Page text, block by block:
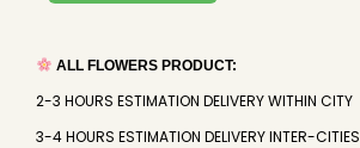
ALL FLOWERS PRODUCT:
2-3 HOURS ESTIMATION DELIVERY WITHIN CITY
3-4 HOURS ESTIMATION DELIVERY INTER-CITIES